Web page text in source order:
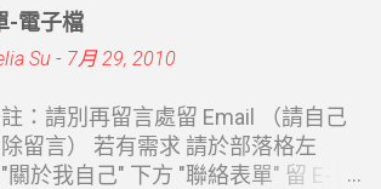
的部落格、形象網站、Instagram
YouTube 網址，請 ChatGPT Work 幫
版面設計、數位平台入口，到後續
字體、導覽列、按鈕與網址，都透
話完成。 ChatGPT Sites 的優點
軟體操作運費說明 Kerry大榮貨運
式三聯複印託運單 新版 Kerry大榮
大榮貨運 印表套印結果 Kerry大榮
印表機設定-邊界 Kerry大榮貨運 印
設定-紙張 Kerry大榮貨運 印表機設
日 計算及統整日期變的比較麻煩 用
弄了個簡易的特休統計表 一來方
以讓主管即時知道所有休假情況
一天太多人請假會很Orz) 想說好不
撥空才完成它，或許有人也有需
-電子檔
Su - 7月 29, 2010
：請別再留言處留 Email （請自己
留言） 若有需求 請於部落格左
關於我自己" 下方 "聯絡表單" 留 E-